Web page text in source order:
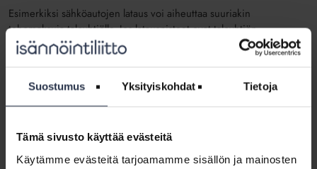
Suostumus Yksityiskohdat Tietoja
Tämä sivusto käyttää evästeitä
Käytämme evästeitä tarjoamamme sisällön ja mainosten
Esimerkiksi sähköautojen lataus voi aiheuttaa suuriakin
tehomaksuja taloyhtiölle. Jos latauspisteet ovat taloyhtiön
hallinnassa, lataustehoa voidaan säädellä älykkäällä
latausjärjestelmällä. Tällaisella järjestelmällä pystytään säätämään
minimoinnin näkökulmasta olisi usein järkevintä, että lataus
tapahtuu yöaikaan, jolloin sähkö on muutenkin edullisempaa.
arkipäiviltä klo 7–21, joten tämän ajan ulkopuolella tapahtuva
sähkönkulutus ei kerrytä tehomaksua.